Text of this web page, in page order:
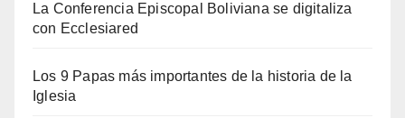
La Conferencia Episcopal Boliviana se digitaliza
con Ecclesiared
Los 9 Papas más importantes de la historia de la
Iglesia